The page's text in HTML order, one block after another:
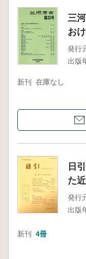
三
お
発行
出版
新刊 在庫なし
日
た
発行
出版
新刊 4冊